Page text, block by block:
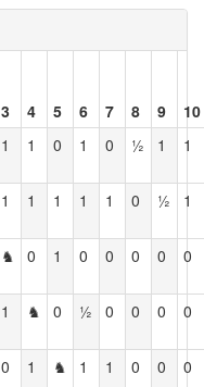
3 4 5 6 7 8 9
10
1 1 0 1 0 ½ 1 1
1 1 1 1 1 0 ½ 1
♞ 0 1 0 0 0 0 0
1 ♞ 0 ½ 0 0 0 0
0 1 ♞ 1 1 0 0 0